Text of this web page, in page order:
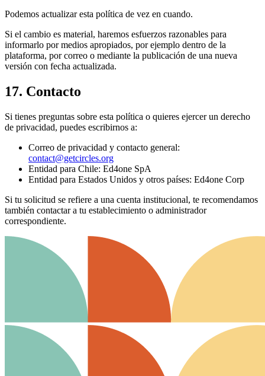
Podemos actualizar esta política de vez en cuando.
Si el cambio es material, haremos esfuerzos razonables para
informarlo por medios apropiados, por ejemplo dentro de la
plataforma, por correo o mediante la publicación de una nueva
versión con fecha actualizada.
17. Contacto
Si tienes preguntas sobre esta política o quieres ejercer un derecho
de privacidad, puedes escribirnos a:
Correo de privacidad y contacto general:
contact@getcircles.org
Entidad para Chile: Ed4one SpA
Entidad para Estados Unidos y otros países: Ed4one Corp
Si tu solicitud se refiere a una cuenta institucional, te recomendamos
también contactar a tu establecimiento o administrador
correspondiente.